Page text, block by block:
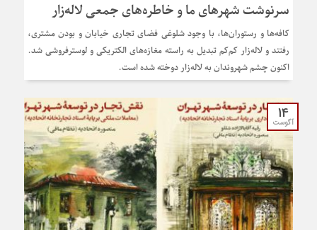
سرنوشت شهرهای ما و خاطره‌های جمعی لاله‌زار
کافه‌ها و رستوران‌ها، با وجود شلوغی فضای تجاری خیابان و بودن مشتری،
رفتند و لاله‌زار کم‌کم تبدیل به راسته مغازه‌های الکتریکی و لوسترفروشی شد.
اکنون چشم شهروندان به لاله‌زار دوخته شده است.
14
آگوست